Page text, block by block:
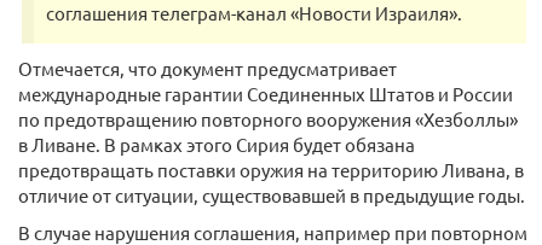
соглашения телеграм-канал «Новости Израиля».
Отмечается, что документ предусматривает
международные гарантии Соединенных Штатов и России
по предотвращению повторного вооружения «Хезболлы»
в Ливане. В рамках этого Сирия будет обязана
предотвращать поставки оружия на территорию Ливана, в
отличие от ситуации, существовавшей в предыдущие годы.
В случае нарушения соглашения, например при повторном